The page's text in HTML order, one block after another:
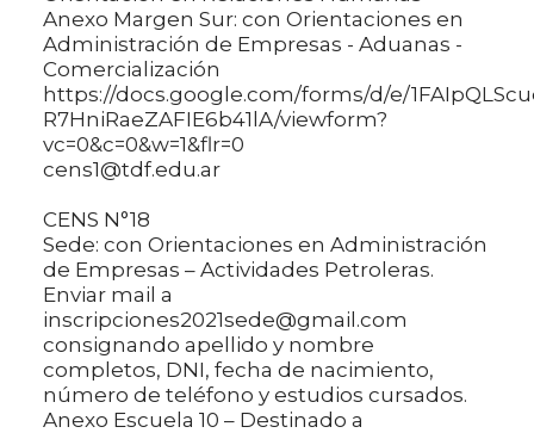
Anexo Margen Sur: con Orientaciones en
Administración de Empresas - Aduanas -
Comercialización
https://docs.google.com/forms/d/e/
R7HniRaeZAFIE6b41lA/viewform?
vc=0&c=0&w=1&flr=0
cens1@tdf.edu.ar
CENS N°18
Sede: con Orientaciones en Administración
de Empresas – Actividades Petroleras.
Enviar mail a
inscripciones2021sede@gmail.com
consignando apellido y nombre
completos, DNI, fecha de nacimiento,
número de teléfono y estudios cursados.
Anexo Escuela 10 – Destinado a